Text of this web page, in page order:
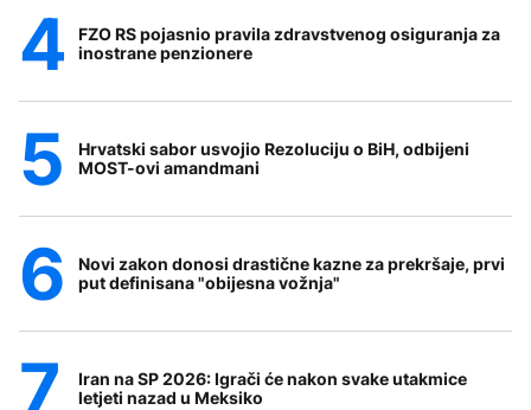
FZO RS pojasnio pravila zdravstvenog osiguranja za
inostrane penzionere
Hrvatski sabor usvojio Rezoluciju o BiH, odbijeni
MOST-ovi amandmani
Novi zakon donosi drastične kazne za prekršaje, prvi
put definisana "obijesna vožnja"
Iran na SP 2026: Igrači će nakon svake utakmice
letjeti nazad u Meksiko